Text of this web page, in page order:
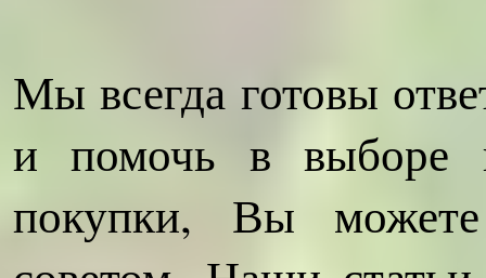
Мы всегда готовы
и помочь в выборе
покупки, Вы